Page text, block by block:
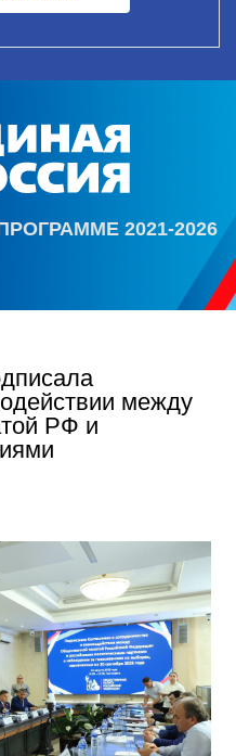
2021-2026
между
РФ и